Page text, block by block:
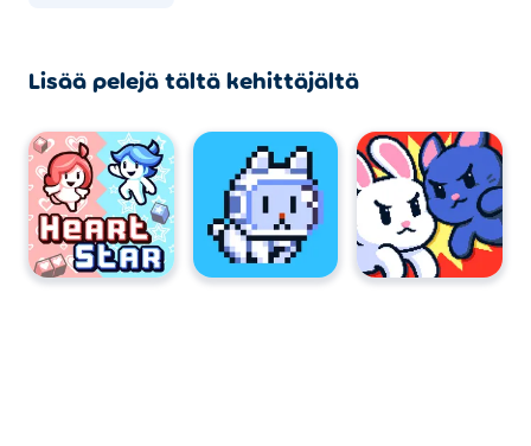
Lisää pelejä tältä kehittäjältä